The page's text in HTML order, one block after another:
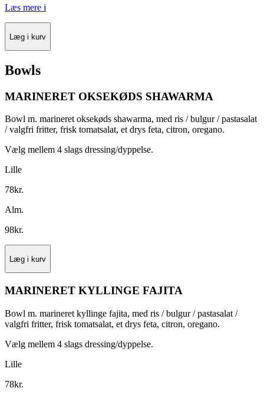
Læs mere i
Læg i kurv
Bowls
MARINERET OKSEKØDS SHAWARMA
Bowl m. marineret oksekøds shawarma, med ris / bulgur / pastasalat
/ valgfri fritter, frisk tomatsalat, et drys feta, citron, oregano.
Vælg mellem 4 slags dressing/dyppelse.
Lille
78kr.
Alm.
98kr.
Læg i kurv
MARINERET KYLLINGE FAJITA
Bowl m. marineret kyllinge fajita, med ris / bulgur / pastasalat /
valgfri fritter, frisk tomatsalat, et drys feta, citron, oregano.
Vælg mellem 4 slags dressing/dyppelse.
Lille
78kr.